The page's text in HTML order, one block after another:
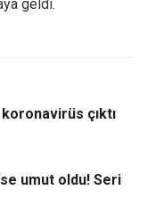
geldi.
çıktı
umut oldu! Seri